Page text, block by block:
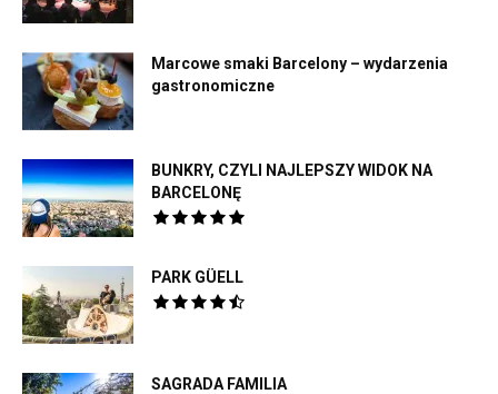
Marcowe smaki Barcelony – wydarzenia
gastronomiczne
BUNKRY, CZYLI NAJLEPSZY WIDOK NA
BARCELONĘ
PARK GÜELL
SAGRADA FAMILIA